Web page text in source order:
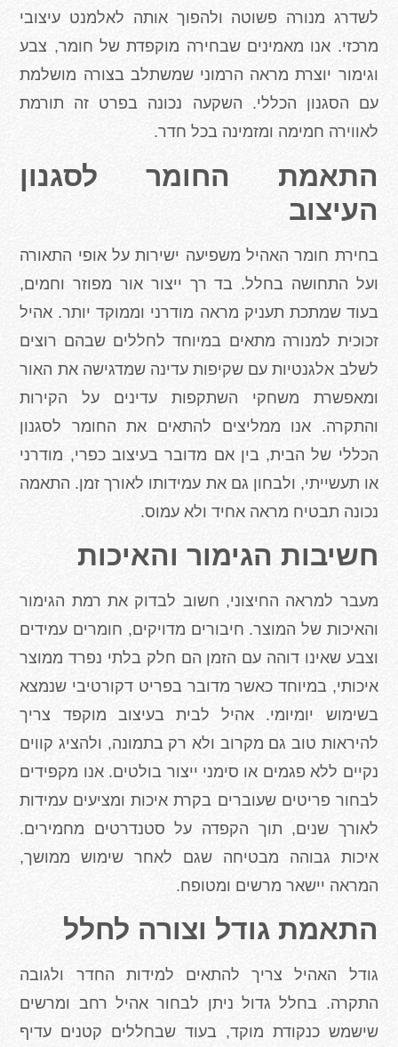
לשדרג מנורה פשוטה ולהפוך אותה לאלמנט עיצובי
מרכזי. אנו מאמינים שבחירה מוקפדת של חומר, צבע
וגימור יוצרת מראה הרמוני שמשתלב בצורה מושלמת
עם הסגנון הכללי. השקעה נכונה בפרט זה תורמת
לאווירה חמימה ומזמינה בכל חדר.
התאמת החומר לסגנון
העיצוב
בחירת חומר האהיל משפיעה ישירות על אופי התאורה
ועל התחושה בחלל. בד רך ייצור אור מפוזר וחמים,
בעוד שמתכת תעניק מראה מודרני וממוקד יותר. אהיל
זכוכית למנורה מתאים במיוחד לחללים שבהם רוצים
לשלב אלגנטיות עם שקיפות עדינה שמדגישה את האור
ומאפשרת משחקי השתקפות עדינים על הקירות
והתקרה. אנו ממליצים להתאים את החומר לסגנון
הכללי של הבית, בין אם מדובר בעיצוב כפרי, מודרני
או תעשייתי, ולבחון גם את עמידותו לאורך זמן. התאמה
נכונה תבטיח מראה אחיד ולא עמוס.
חשיבות הגימור והאיכות
מעבר למראה החיצוני, חשוב לבדוק את רמת הגימור
והאיכות של המוצר. חיבורים מדויקים, חומרים עמידים
וצבע שאינו דוהה עם הזמן הם חלק בלתי נפרד ממוצר
איכותי, במיוחד כאשר מדובר בפריט דקורטיבי שנמצא
בשימוש יומיומי. אהיל לבית בעיצוב מוקפד צריך
להיראות טוב גם מקרוב ולא רק בתמונה, ולהציג קווים
נקיים ללא פגמים או סימני ייצור בולטים. אנו מקפידים
לבחור פריטים שעוברים בקרת איכות ומציעים עמידות
לאורך שנים, תוך הקפדה על סטנדרטים מחמירים.
איכות גבוהה מבטיחה שגם לאחר שימוש ממושך,
המראה יישאר מרשים ומטופח.
התאמת גודל וצורה לחלל
גודל האהיל צריך להתאים למידות החדר ולגובה
התקרה. בחלל גדול ניתן לבחור אהיל רחב ומרשים
שישמש כנקודת מוקד, בעוד שבחללים קטנים עדיף